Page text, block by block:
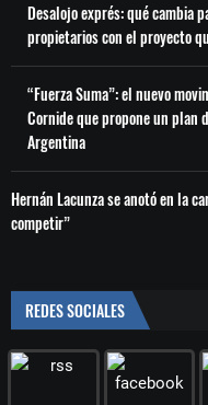
Desalojo exprés: qué cambia
propietarios con el proyecto
“Fuerza Suma”: el nuevo
Cornide que propone un plan
Argentina
Hernán Lacunza se anotó en la
competir”
REDES SOCIALES